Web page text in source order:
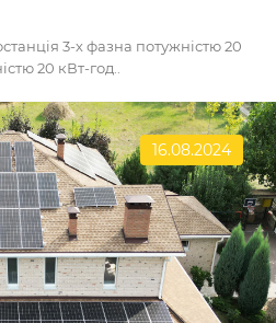
3-х фазна потужністю 20
20 кВт-год..
16.08.2024